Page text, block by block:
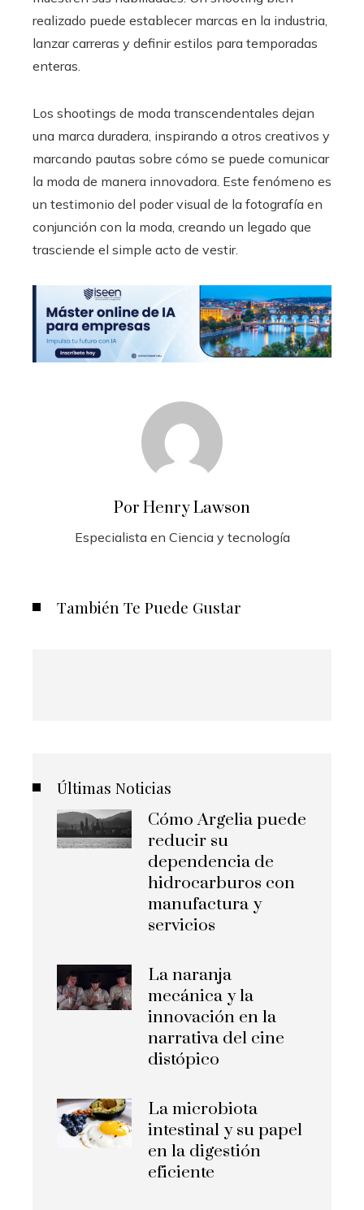
realizado puede establecer marcas en la industria,
lanzar carreras y definir estilos para temporadas
enteras.
Los shootings de moda transcendentales dejan
una marca duradera, inspirando a otros creativos y
marcando pautas sobre cómo se puede comunicar
la moda de manera innovadora. Este fenómeno es
un testimonio del poder visual de la fotografía en
conjunción con la moda, creando un legado que
trasciende el simple acto de vestir.
Por Henry Lawson
Especialista en Ciencia y tecnología
También Te Puede Gustar
Últimas Noticias
Cómo Argelia puede
reducir su
dependencia de
hidrocarburos con
manufactura y
servicios
La naranja
mecánica y la
innovación en la
narrativa del cine
distópico
La microbiota
intestinal y su papel
en la digestión
eficiente